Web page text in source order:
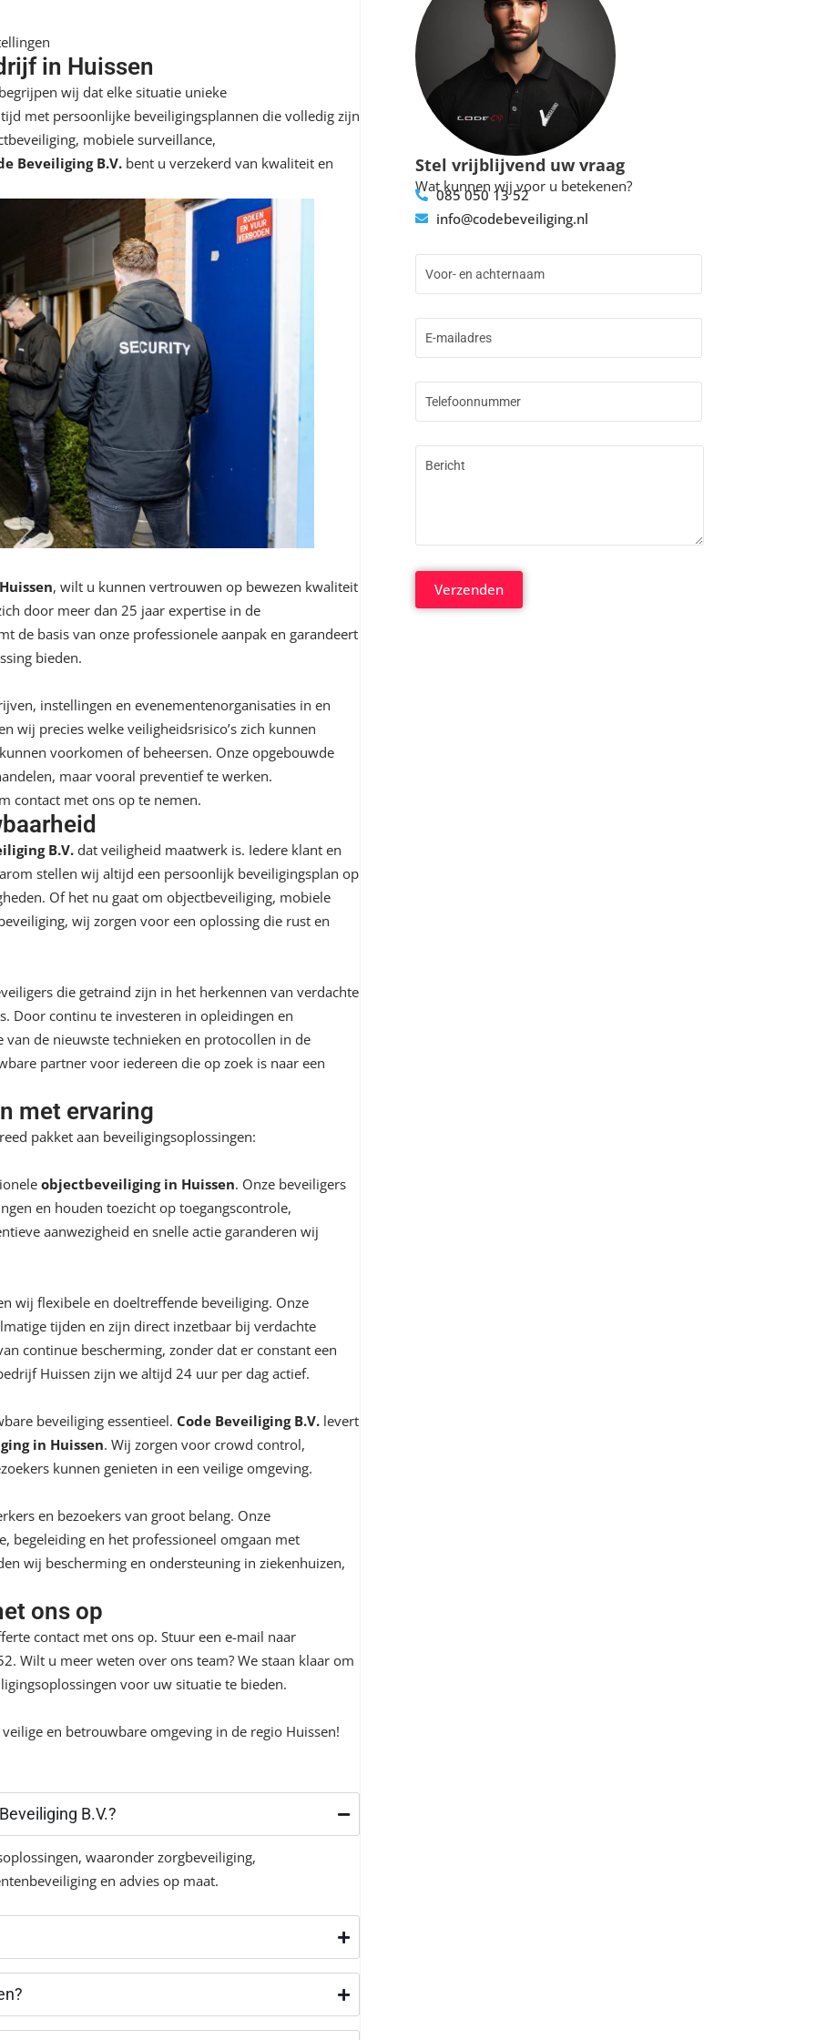
in Huissen
wij dat elke situatie unieke
met persoonlijke beveiligingsplannen die volledig zijn
, mobiele surveillance,
Beveiliging B.V. bent u verzekerd van kwaliteit en
, wilt u kunnen vertrouwen op bewezen kwaliteit
door meer dan 25 jaar expertise in de
de basis van onze professionele aanpak en garandeert
bieden.
instellingen en evenementenorganisaties in en
wij precies welke veiligheidsrisico’s zich kunnen
voorkomen of beheersen. Onze opgebouwde
maar vooral preventief te werken.
contact met ons op te nemen.
B.V. dat veiligheid maatwerk is. Iedere klant en
stellen wij altijd een persoonlijk beveiligingsplan op
Of het nu gaat om objectbeveiliging, mobiele
, wij zorgen voor een oplossing die rust en
die getraind zijn in het herkennen van verdachte
Door continu te investeren in opleidingen en
de nieuwste technieken en protocollen in de
partner voor iedereen die op zoek is naar een
met ervaring
pakket aan beveiligingsoplossingen:
objectbeveiliging in Huissen. Onze beveiligers
en houden toezicht op toegangscontrole,
aanwezigheid en snelle actie garanderen wij
wij flexibele en doeltreffende beveiliging. Onze
tijden en zijn direct inzetbaar bij verdachte
continue bescherming, zonder dat er constant een
Huissen zijn we altijd 24 uur per dag actief.
beveiliging essentieel. Code Beveiliging B.V. levert
in Huissen. Wij zorgen voor crowd control,
kunnen genieten in een veilige omgeving.
en bezoekers van groot belang. Onze
begeleiding en het professioneel omgaan met
wij bescherming en ondersteuning in ziekenhuizen,
ons op
contact met ons op. Stuur een e-mail naar
. Wilt u meer weten over ons team? We staan ​​klaar om
voor uw situatie te bieden.
en betrouwbare omgeving in de regio Huissen!
B.V.?
waaronder zorgbeveiliging,
en advies op maat.
Stel vrijblijvend uw vraag
Wat kunnen wij voor u betekenen?
085 050 13 52
info@codebeveiliging.nl